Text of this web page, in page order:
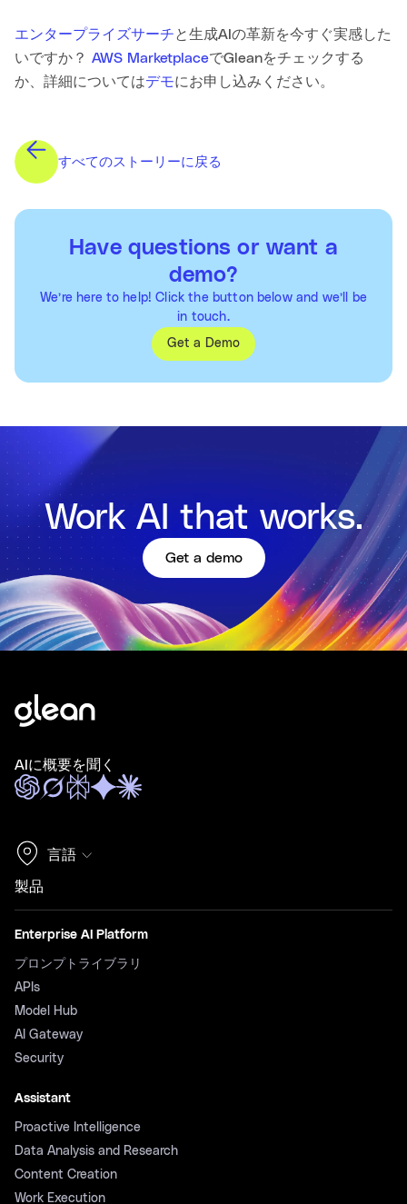
エンタープライズサーチと生成AIの革新を今すぐ実感した
いですか？ AWS MarketplaceでGleanをチェックする
か、詳細についてはデモにお申し込みください。
すべてのストーリーに戻る
Have questions or want a
demo?
We’re here to help! Click the button below and we’ll be
in touch.
Get a Demo
Work AI that works.
Get a demo
AIに概要を聞く
言語
製品
Enterprise AI Platform
プロンプトライブラリ
APIs
Model Hub
AI Gateway
Security
Assistant
Proactive Intelligence
Data Analysis and Research
Content Creation
Work Execution